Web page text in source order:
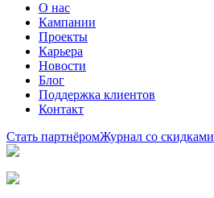
О нас
Кампании
Проекты
Карьера
Новости
Блог
Поддержка клиентов
Контакт
Стать партнёромЖурнал со скидками